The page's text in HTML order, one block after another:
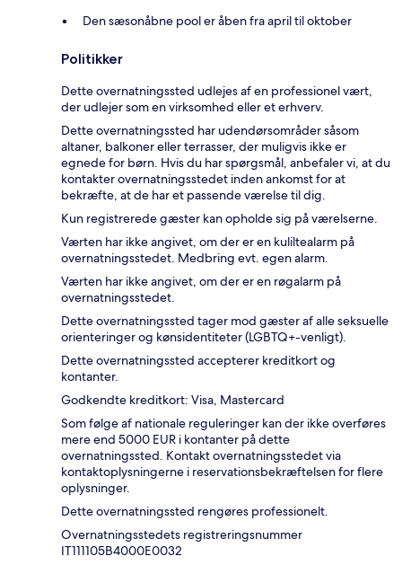
Den sæsonåbne pool er åben fra april til oktober
Politikker
Dette overnatningssted udlejes af en professionel vært,
der udlejer som en virksomhed eller et erhverv.
Dette overnatningssted har udendørsområder såsom
altaner, balkoner eller terrasser, der muligvis ikke er
egnede for børn. Hvis du har spørgsmål, anbefaler vi, at du
kontakter overnatningsstedet inden ankomst for at
bekræfte, at de har et passende værelse til dig.
Kun registrerede gæster kan opholde sig på værelserne.
Værten har ikke angivet, om der er en kuliltealarm på
overnatningsstedet. Medbring evt. egen alarm.
Værten har ikke angivet, om der er en røgalarm på
overnatningsstedet.
Dette overnatningssted tager mod gæster af alle seksuelle
orienteringer og kønsidentiteter (LGBTQ+-venligt).
Dette overnatningssted accepterer kreditkort og
kontanter.
Godkendte kreditkort: Visa, Mastercard
Som følge af nationale reguleringer kan der ikke overføres
mere end 5000 EUR i kontanter på dette
overnatningssted. Kontakt overnatningsstedet via
kontaktoplysningerne i reservationsbekræftelsen for flere
oplysninger.
Dette overnatningssted rengøres professionelt.
Overnatningsstedets registreringsnummer
IT111105B4000E0032